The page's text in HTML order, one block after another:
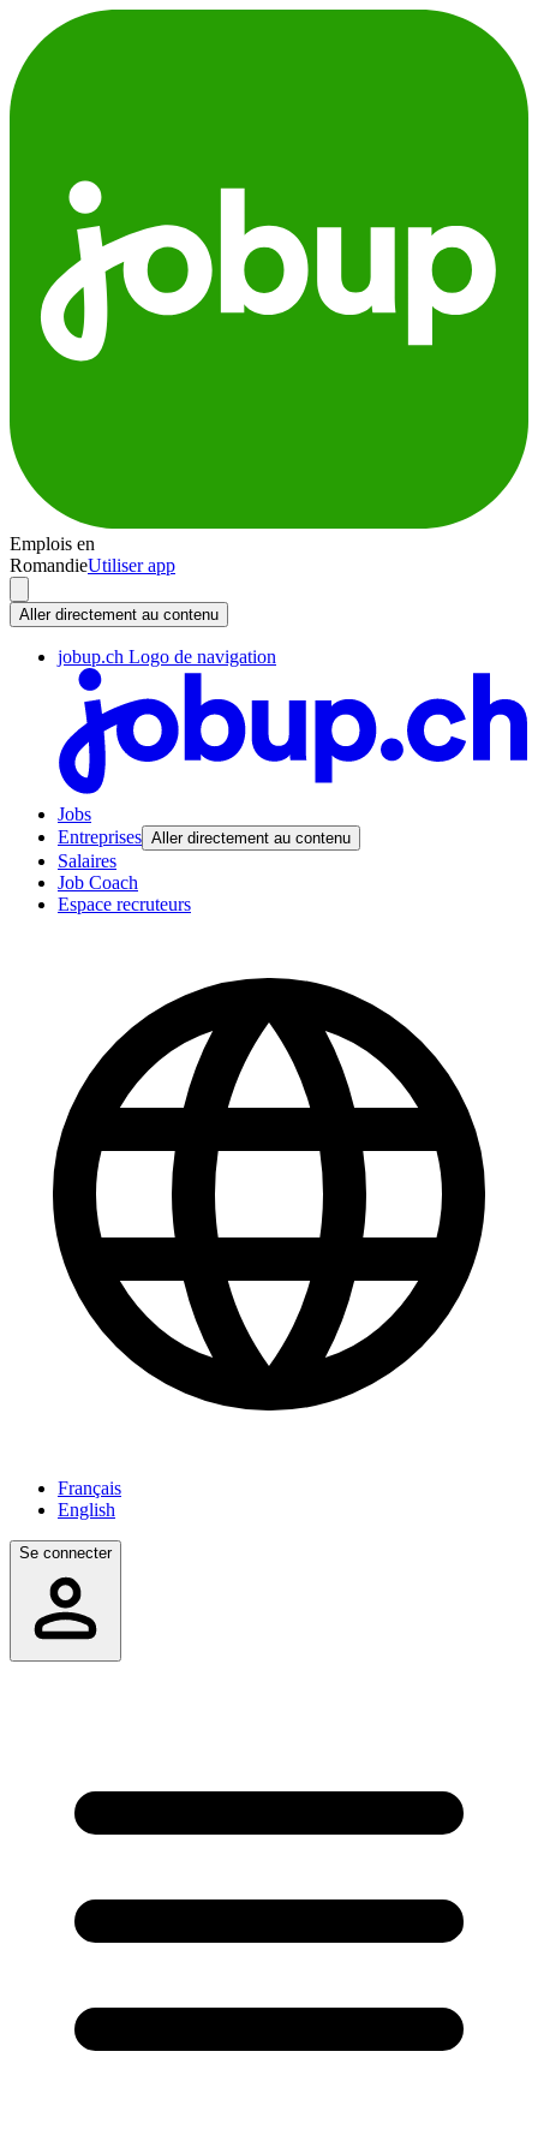
Emplois en
RomandieUtiliser app
Aller directement au contenu
jobup.ch Logo de navigation
Jobs
Entreprises Aller directement au contenu
Salaires
Job Coach
Espace recruteurs
Français
English
Se connecter